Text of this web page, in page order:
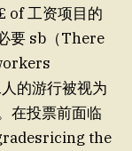
of 工资项目的
要 sb（There
的游行被视为
在投票前面临
the